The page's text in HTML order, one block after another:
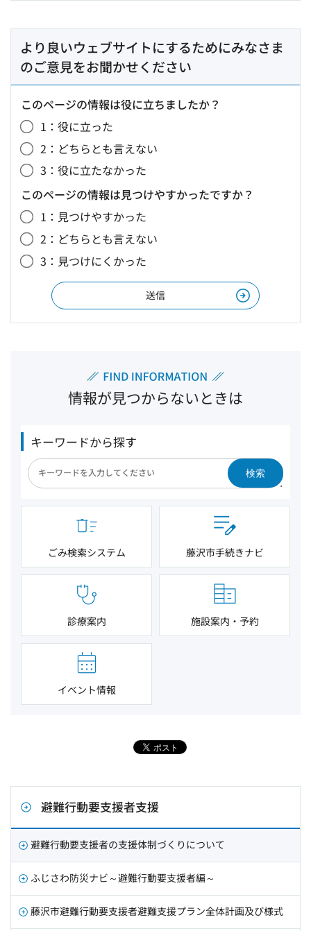
より良いウェブサイトにするためにみなさま
のご意見をお聞かせください
このページの情報は役に立ちましたか？
1：役に立った
2：どちらとも言えない
3：役に立たなかった
このページの情報は見つけやすかったですか？
1：見つけやすかった
2：どちらとも言えない
3：見つけにくかった
情報が見つからないときは
キーワードから探す
検索
ごみ検索システム 藤沢市手続きナビ
診療案内 施設案内・予約
イベント情報
避難行動要支援者支援
避難行動要支援者の支援体制づくりについて
ふじさわ防災ナビ～避難行動要支援者編～
藤沢市避難行動要支援者避難支援プラン全体計画及び様式